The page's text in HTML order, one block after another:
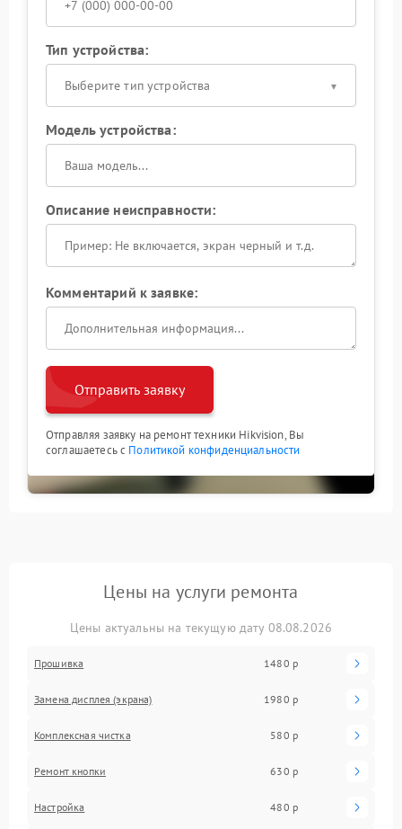
Тип устройства:
Выберите тип устройства
Модель устройства:
Описание неисправности:
Комментарий к заявке:
Отправить заявку
Отправляя заявку на ремонт техники Hikvision, Вы
соглашаетесь с Политикой конфиденциальности
Цены на услуги ремонта
Цены актуальны на текущую дату 08.08.2026
Прошивка 1480 р
Замена дисплея (экрана) 1980 р
Комплексная чистка 580 р
Ремонт кнопки 630 р
Настройка 480 р